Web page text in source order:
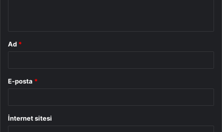
Ad *
E-posta *
İnternet sitesi